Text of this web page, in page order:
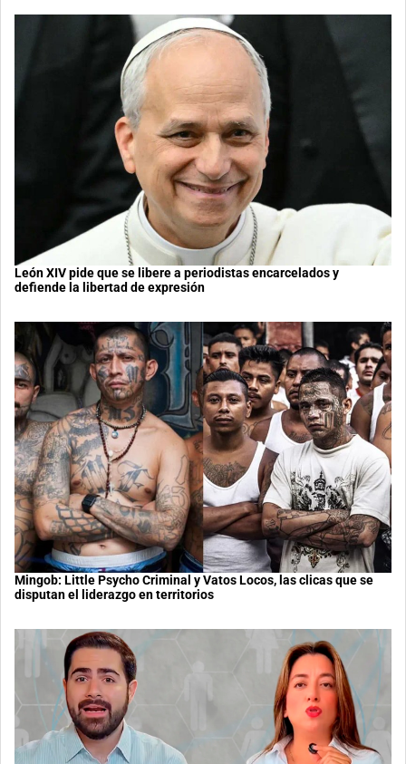
León XIV pide que se libere a periodistas encarcelados y
defiende la libertad de expresión
Mingob: Little Psycho Criminal y Vatos Locos, las clicas que se
disputan el liderazgo en territorios